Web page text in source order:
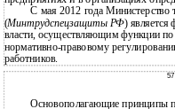
С мая 2012 года
(Минтрудспецзащиты РФ) является
власти, осуществляющим функции по
нормативно-правовому
работников.
57
Основополагающие принципы